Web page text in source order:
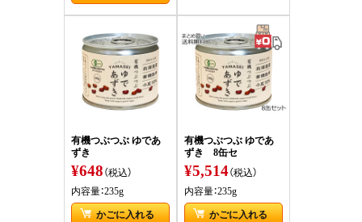
有機つぶつぶ ゆであ
ずき
¥648（税込）
内容量：235g
かごに入れる
有機つぶつぶ ゆであ
ずき 8缶セ
¥5,514（税込）
内容量：235g
かごに入れる